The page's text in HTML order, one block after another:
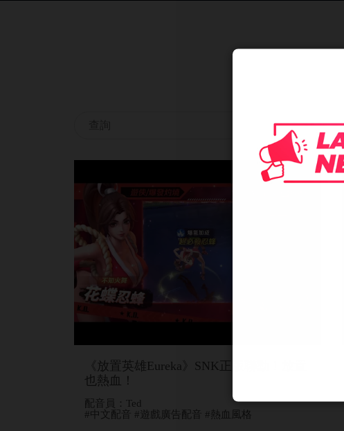
《放置英雄Eureka》SNK正版聯動！放置
也熱血！
配音員：Ted
#中文配音 #遊戲廣告配音 #熱血風格